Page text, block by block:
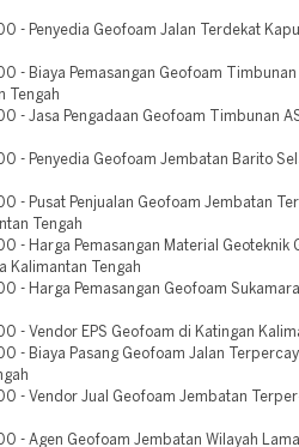
- Penyedia Geofoam Jalan Terdekat
- Biaya Pemasangan Geofoam
Tengah
- Jasa Pengadaan Geofoam Timbunan
- Penyedia Geofoam Jembatan Barito
- Pusat Penjualan Geofoam Jembatan
Tengah
- Harga Pemasangan Material Geoteknik
Kalimantan Tengah
- Harga Pemasangan Geofoam
- Vendor EPS Geofoam di Katingan
- Biaya Pasang Geofoam Jalan
- Vendor Jual Geofoam Jembatan
- Agen Geofoam Jembatan Wilayah